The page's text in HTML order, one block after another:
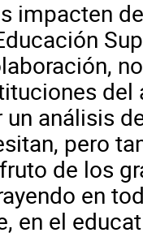
impacten
un análisis
pero
de los
en
en el